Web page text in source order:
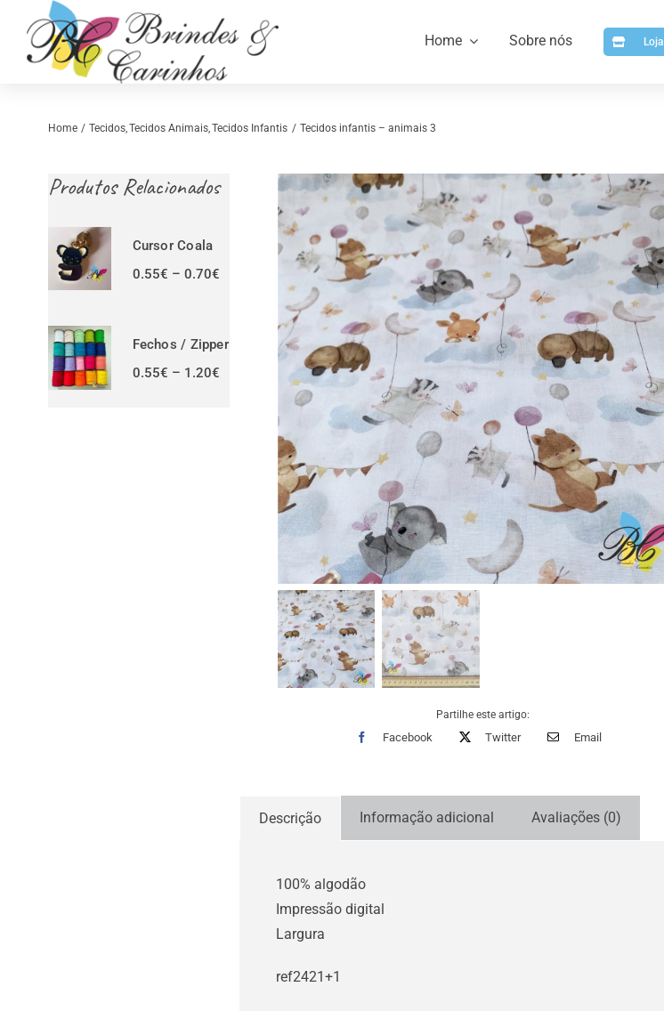
content
Home Sobre nós Loja
Costura Criativa Artigos para Personalizar
Home Tecidos Tecidos Animais Tecidos Infantis Tecidos infantis – animais 3
Produtos Relacionados
Cursor Coala
0.55€ – 0.70€Price
Fechos / Zipper
0.55€ – 1.20€Price
Partilhe este artigo:
Facebook Twitter Email
Descrição Informação adicional Avaliações (0)
100% algodão
Impressão digital
Largura
ref2421+1